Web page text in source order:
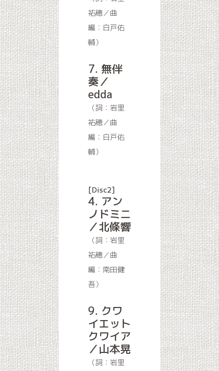
祐穂／曲
編：白戸佑
輔）
7. 無伴
奏／
edda
（詞：岩里
祐穂／曲
編：白戸佑
輔）
[Disc2]
4. アン
ノドミニ
／北條響
（詞：岩里
祐穂／曲
編：南田健
吾）
9. クワ
イエット
クワイア
／山本晃
（詞：岩里